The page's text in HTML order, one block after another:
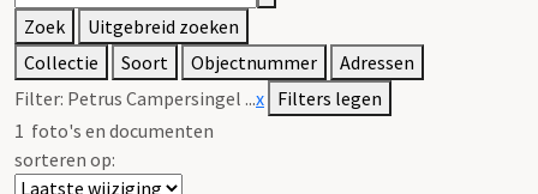
Zoek
Uitgebreid zoeken
Collectie
Soort Objectnummer
Adressen
Filter: Petrus Campersingel ...x Filters legen
1 foto's en documenten
sorteren op: